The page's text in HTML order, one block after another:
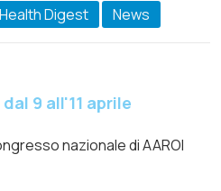
Health Digest News
9 all'11 aprile
nazionale di AAROI